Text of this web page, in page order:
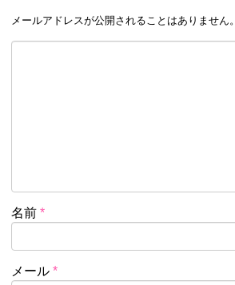
メールアドレスが公開されることはありません。
名前 *
メール *